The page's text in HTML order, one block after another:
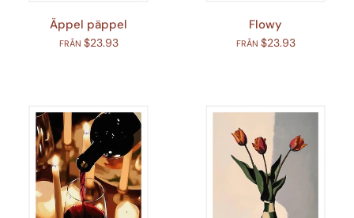
Äppel päppel
FRÅN $23.93
Flowy
FRÅN $23.93